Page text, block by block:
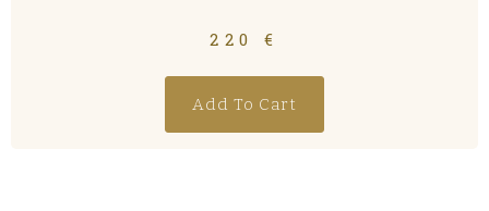
220€
Add To Cart